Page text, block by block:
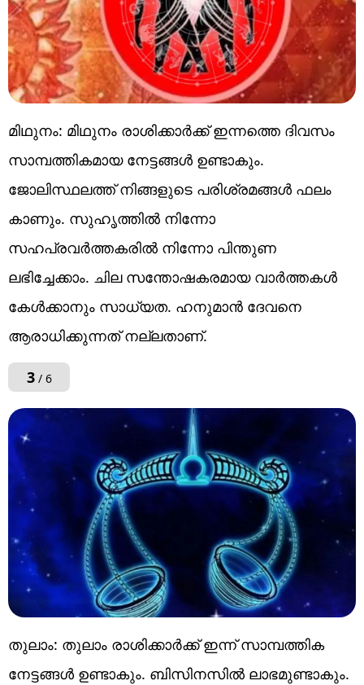
മിഥുനം: മിഥുനം രാശിക്കാർക്ക് ഇന്നത്തെ ദിവസം
സാമ്പത്തികമായ നേട്ടങ്ങൾ ഉണ്ടാകും.
ജോലിസ്ഥലത്ത് നിങ്ങളുടെ പരിശ്രമങ്ങൾ ഫലം
കാണും. സുഹൃത്തിൽ നിന്നോ
സഹപ്രവർത്തകരിൽ നിന്നോ പിന്തുണ
ലഭിച്ചേക്കാം. ചില സന്തോഷകരമായ വാർത്തകൾ
കേൾക്കാനും സാധ്യത. ഹനുമാൻ ദേവനെ
ആരാധിക്കുന്നത് നല്ലതാണ്.
3/ 6
തുലാം: തുലാം രാശിക്കാർക്ക് ഇന്ന് സാമ്പത്തിക
നേട്ടങ്ങൾ ഉണ്ടാകും. ബിസിനസിൽ ലാഭമുണ്ടാകും.